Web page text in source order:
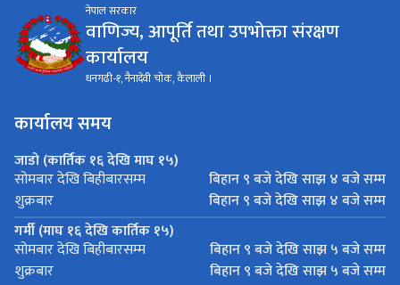
नेपाल सरकार
वाणिज्य, आपूर्ति तथा उपभोक्ता संरक्षण
कार्यालय
धनगढी-१, नैनादेवी चोक, कैलाली ।
कार्यालय समय
जाडो (कार्तिक १६ देखि माघ १५)
सोमबार देखि बिहीबारसम्म
बिहान ९ बजे देखि साझ ४ बजे सम्म
शुक्रबार
बिहान ९ बजे देखि साझ ४ बजे सम्म
गर्मी (माघ १६ देखि कार्तिक १५)
सोमबार देखि बिहीबारसम्म
बिहान ९ बजे देखि साझ ५ बजे सम्म
शुक्रबार
बिहान ९ बजे देखि साझ ५ बजे सम्म